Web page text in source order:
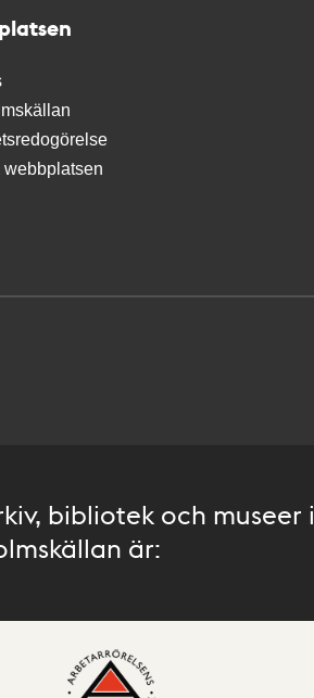
webbplatsen
bibliotek och museer i
är: